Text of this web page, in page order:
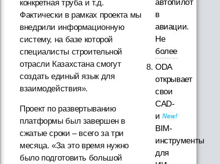
конкретная труба и т.д.
Фактически в рамках проекта мы
внедрили информационную
систему, на базе которой
специалисты строительной
отрасли Казахстана смогут
создать единый язык для
взаимодействия».
Проект по развертыванию
платформы был завершен в
сжатые сроки – всего за три
месяца. «За это время нужно
было подготовить большой
автопилот
в
авиации.
Не
более
ODA
открывает
свои
CAD-
и
BIM-
инструменты
для